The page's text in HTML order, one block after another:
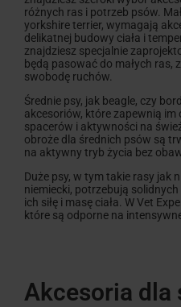
różnych ras i potrzeb psów.
yorkshire terrier, wymagają
delikatnej budowy ciała i
znajdziesz specjalnie
będą pasować do małych ras,
swobodę ruchów.
Średnie psy, jak beagle, czy
akcesoriów, które zapewnią
spacerów i aktywności na
obroże dla średnich psów są
na aktywny tryb życia bez
Duże psy, w tym takie rasy jak
niemiecki, potrzebują
ich siłę i masę ciała. W Vet
które są odporne na
Akcesoria dla